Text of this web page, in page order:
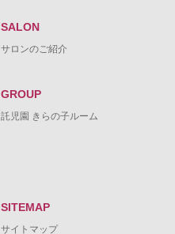
SALON
サロンのご紹介
GROUP
託児園 きらの子ルーム
SITEMAP
サイトマップ